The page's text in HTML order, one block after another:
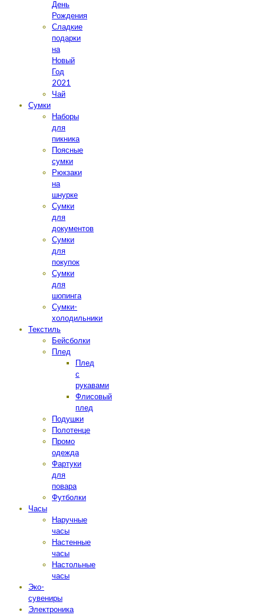
День
Рождения
Сладкие
подарки
на
Новый
Год
2021
Чай
Сумки
Наборы
для
пикника
Поясные
сумки
Рюкзаки
на
шнурке
Сумки
для
документов
Сумки
для
покупок
Сумки
для
шопинга
Сумки-
холодильники
Текстиль
Бейсболки
Плед
Плед
с
рукавами
Флисовый
плед
Подушки
Полотенце
Промо
одежда
Фартуки
для
повара
Футболки
Часы
Наручные
часы
Настенные
часы
Настольные
часы
Эко-
сувениры
Электроника